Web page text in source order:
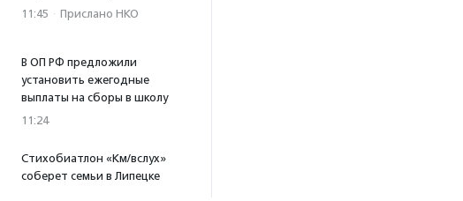
11:45 · Прислано НКО
В ОП РФ предложили
установить ежегодные
выплаты на сборы в школу
11:24
Стихобиатлон «Км/вслух»
соберет семьи в Липецке